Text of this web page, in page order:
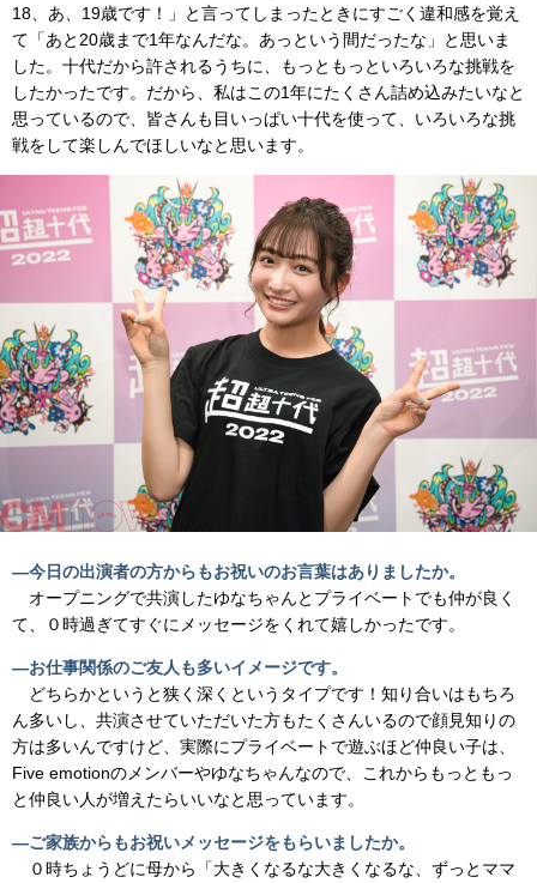
18、あ、19歳です！」と言ってしまったときにすごく違和感を覚え
て「あと20歳まで1年なんだな。あっという間だったな」と思いま
した。十代だから許されるうちに、もっともっといろいろな挑戦を
したかったです。だから、私はこの1年にたくさん詰め込みたいなと
思っているので、皆さんも目いっぱい十代を使って、いろいろな挑
戦をして楽しんでほしいなと思います。
―今日の出演者の方からもお祝いのお言葉はありましたか。
オープニングで共演したゆなちゃんとプライベートでも仲が良く
て、０時過ぎてすぐにメッセージをくれて嬉しかったです。
―お仕事関係のご友人も多いイメージです。
どちらかというと狭く深くというタイプです！知り合いはもちろ
ん多いし、共演させていただいた方もたくさんいるので顔見知りの
方は多いんですけど、実際にプライベートで遊ぶほど仲良い子は、
Five emotionのメンバーやゆなちゃんなので、これからもっともっ
と仲良い人が増えたらいいなと思っています。
―ご家族からもお祝いメッセージをもらいましたか。
０時ちょうどに母から「大きくなるな大きくなるな、ずっとママ